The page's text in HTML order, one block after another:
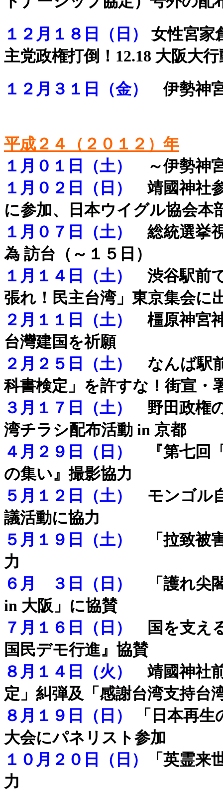
１２月１８日（日） 女性宮家
主党政権打倒！12.18 大阪大行
１２月３１日（金）
伊勢神
平成２４（２０１２）年
１月０１日（土）
～伊勢神
１月０２日（日）靖國神社
に参加、日本ウイグル協会
１月０７日（土）
総統選挙
為 訪台（～１５日）
１月１４日（土） 渋谷駅前
張れ！民主台湾」東京集会に
２月１１日（土）
橿原神宮
台灣建国を祈願
２月２５日（土）
なんば駅
科書検定」を許すな！街宣・
３月１７日（土）
野田政権
湾チラシ配布活動 in 京都
４月２９日（日）
『第七回
の集い』撮影協力
５月１２日（土）
モンゴル
議活動に協力
５月１９日（土）
「拉致被
力
６月 ３日（日）
「護れ尖
in 大阪」に協賛
７月１６日（日）
国を支え
国民デモ行進』協賛
８月１４日（火）
靖國神社
定」糾弾及「感謝台湾支持台
８月１９日（日）
「 日本再
大会にパネリスト参加
１０月２０日（日 ） 「 英霊来
力